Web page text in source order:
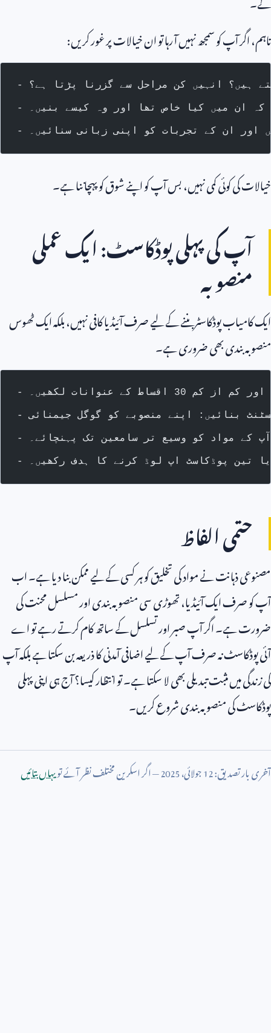
تاہم، اگر آپ کو سمجھ نہیں آ رہا تو ان خیالات پر غور کریں:
ہیں؟ انہیں کن مراحل سے گزرنا پڑتا ہے؟
کہ ان میں کیا خاص تھا اور وہ کیسے بنیں۔
اور ان کے تجربات کو اپنی زبانی سنائیں۔
خیالات کی کوئی کمی نہیں، بس آپ کو اپنے شوق کو پہچاننا ہے۔
آپ کی پہلی پوڈکاسٹ: ایک عملی
منصوبہ
ایک کامیاب پوڈکاسٹر بننے کے لیے صرف آئیڈیا کافی نہیں، بلکہ ایک ٹھوس
منصوبہ بندی بھی ضروری ہے۔
عنوانات لکھیں۔
کے مواد کو وسیع تر سامعین تک پہنچائے۔
تین پوڈکاسٹ اپ لوڈ کرنے کا ہدف رکھیں۔
حتمی الفاظ
مصنوعی ذہانت نے مواد کی تخلیق کو ہر کسی کے لیے ممکن بنا دیا ہے۔ اب
آپ کو صرف ایک آئیڈیا، تھوڑی سی منصوبہ بندی اور مسلسل محنت کی
ضرورت ہے۔ اگر آپ صبر اور تسلسل کے ساتھ کام کرتے رہے تو اے
آئی پوڈکاسٹ نہ صرف آپ کے لیے اضافی آمدنی کا ذریعہ بن سکتا ہے بلکہ آپ
کی زندگی میں مثبت تبدیلی بھی لا سکتا ہے۔ تو انتظار کیسا؟ آج ہی اپنی پہلی
پوڈکاسٹ کی منصوبہ بندی شروع کریں۔
آخری بار تصدیق:12جولائی،2025— اگر اسکرین مختلف نظر آئے تویہاں بتائیں